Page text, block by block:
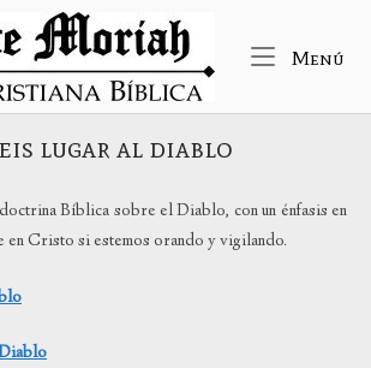
Menú
lugar al diablo
Bíblica sobre el Diablo, con un énfasis en
Cristo si estemos orando y vigilando.